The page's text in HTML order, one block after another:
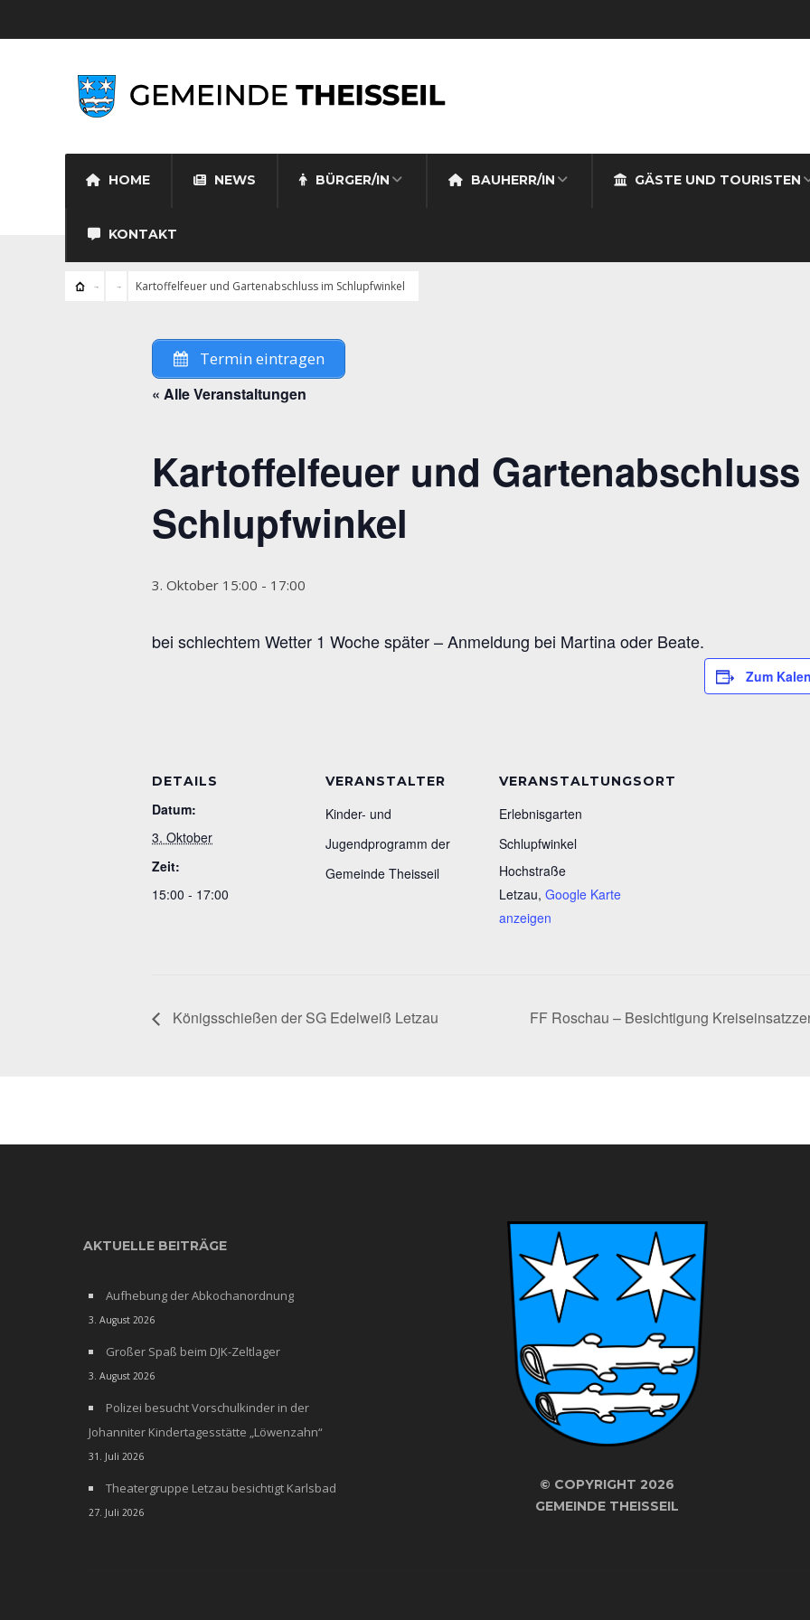
HOME NEWS BÜRGER/IN BAUHERR/IN GÄSTE UND TOURISTEN
KONTAKT
Kartoffelfeuer und Gartenabschluss im Schlupfwinkel
Termin eintragen
« Alle Veranstaltungen
Kartoffelfeuer und
Schlupfwinkel
3. Oktober 15:00 - 17:00
bei schlechtem Wetter 1 Woche später – Anmeldung bei Martina oder Beate.
Zum
DETAILS
Datum:
3. Oktober
Zeit:
15:00 - 17:00
VERANSTALTER
Kinder- und
Jugendprogramm der
Gemeinde Theisseil
VERANSTALTUNGSORT
Erlebnisgarten
Schlupfwinkel
Hochstraße
Letzau, Google Karte
anzeigen
Königsschießen der SG Edelweiß Letzau FF Roschau – Besichtigung
AKTUELLE BEITRÄGE
Aufhebung der Abkochanordnung
3. August 2026
Großer Spaß beim DJK-Zeltlager
3. August 2026
Polizei besucht Vorschulkinder in der
Johanniter Kindertagesstätte „Löwenzahn“
31. Juli 2026
Theatergruppe Letzau besichtigt Karlsbad
27. Juli 2026
© COPYRIGHT 2026
GEMEINDE THEISSEIL